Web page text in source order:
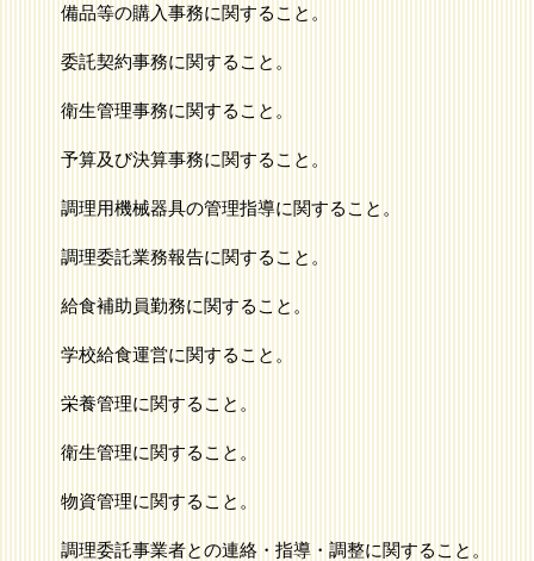
備品等の購入事務に関すること。
委託契約事務に関すること。
衛生管理事務に関すること。
予算及び決算事務に関すること。
調理用機械器具の管理指導に関すること。
調理委託業務報告に関すること。
給食補助員勤務に関すること。
学校給食運営に関すること。
栄養管理に関すること。
衛生管理に関すること。
物資管理に関すること。
調理委託事業者との連絡・指導・調整に関すること。